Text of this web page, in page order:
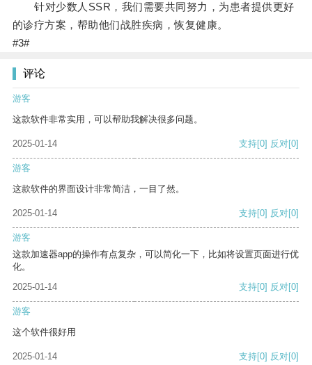
针对少数人SSR，我们需要共同努力，为患者提供更好
的诊疗方案，帮助他们战胜疾病，恢复健康。
#3#
评论
游客
这款软件非常实用，可以帮助我解决很多问题。
2025-01-14 支持[0] 反对[0]
游客
这款软件的界面设计非常简洁，一目了然。
2025-01-14 支持[0] 反对[0]
游客
这款加速器app的操作有点复杂，可以简化一下，比如将设置页面进行优
化。
2025-01-14
支持[0] 反对[0]
游客
这个软件很好用
2025-01-14 支持[0] 反对[0]